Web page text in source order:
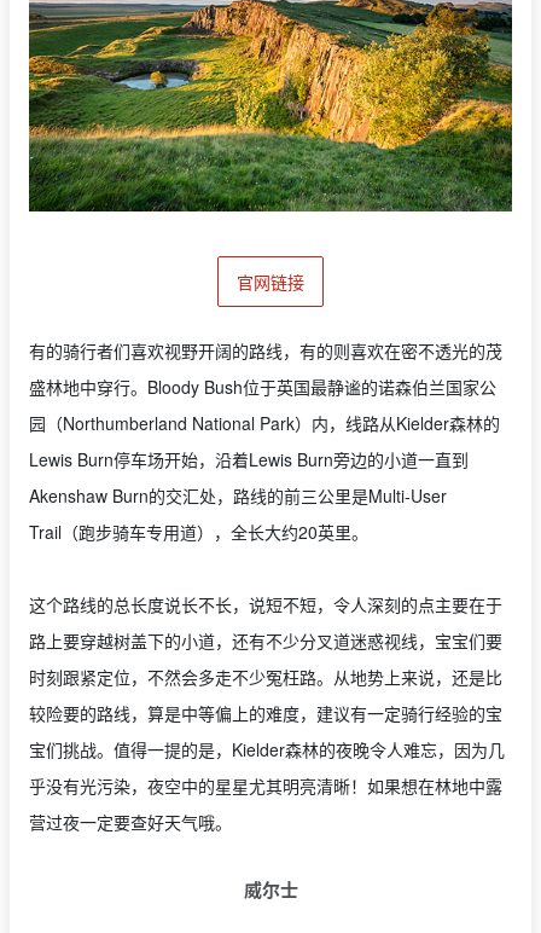
官网链接
有的骑行者们喜欢视野开阔的路线，有的则喜欢在密不透光的茂
盛林地中穿行。Bloody Bush位于英国最静谧的诺森伯兰国家公
园（Northumberland National Park）内，线路从Kielder森林的
Lewis Burn停车场开始，沿着Lewis Burn旁边的小道一直到
Akenshaw Burn的交汇处，路线的前三公里是Multi-User
Trail（跑步骑车专用道），全长大约20英里。
这个路线的总长度说长不长，说短不短，令人深刻的点主要在于
路上要穿越树盖下的小道，还有不少分叉道迷惑视线，宝宝们要
时刻跟紧定位，不然会多走不少冤枉路。从地势上来说，还是比
较险要的路线，算是中等偏上的难度，建议有一定骑行经验的宝
宝们挑战。值得一提的是，Kielder森林的夜晚令人难忘，因为几
乎没有光污染，夜空中的星星尤其明亮清晰！如果想在林地中露
营过夜一定要查好天气哦。
威尔士